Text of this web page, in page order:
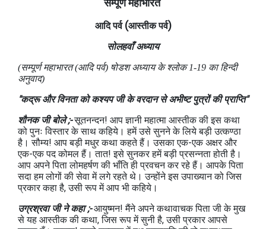
सम्पूर्ण महाभारत
आदि पर्व (आस्तीकपर्व)
सोलहवाँ अध्याय
(सम्पूर्ण महाभारत (आदि पर्व) षोडश अध्‍याय के श्लोक 1-19 का हिन्दी
अनुवाद)
"कद्रू और विनता को कश्यप जी के वरदान से अभीष्ट पुत्रों की प्राप्ति"
शौनक जी बोले ;-सूतनन्दन! आप ज्ञानी महात्मा आस्तीक की इस कथा
को पुनः विस्तार के साथ कहिये। हमें उसे सुनने के लिये बड़ी उत्कण्ठा
है। सौम्य! आप बड़ी मधुर कथा कहते हैं। उसका एक-एक अक्षर और
एक-एक पद कोमल हैं। तात! इसे सुनकर हमें बड़ी प्रसन्नता होती है।
आप अपने पिता लोमहर्षण की भाँति ही प्रवचन कर रहे हैं। आपके पिता
सदा हम लोगों की सेवा में लगे रहते थे। उन्होंने इस उपाख्यान को जिस
प्रकार कहा है, उसी रूप में आप भी कहिये।
उग्रश्रवा जी ने कहा ;-आयुष्मन! मैंने अपने कथावाचक पिता जी के मुख
से यह आस्तीक की कथा, जिस रूप में सुनी है, उसी प्रकार आपसे